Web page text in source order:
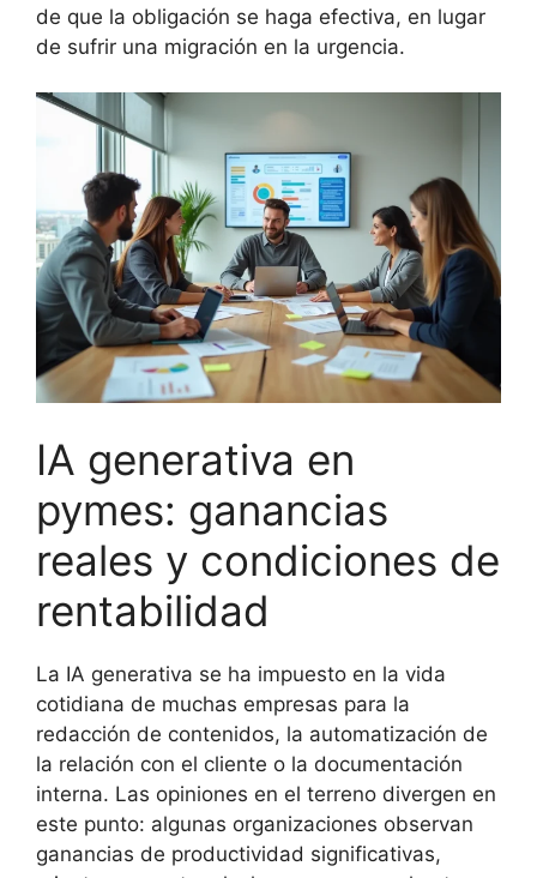
de que la obligación se haga efectiva, en lugar
de sufrir una migración en la urgencia.
IA generativa en
pymes: ganancias
reales y condiciones de
rentabilidad
La IA generativa se ha impuesto en la vida
cotidiana de muchas empresas para la
redacción de contenidos, la automatización de
la relación con el cliente o la documentación
interna. Las opiniones en el terreno divergen en
este punto: algunas organizaciones observan
ganancias de productividad significativas,